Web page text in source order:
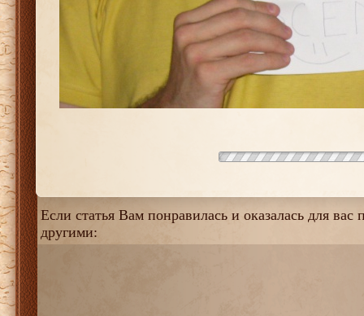
Если статья Вам понравилась и оказалась для вас
другими: